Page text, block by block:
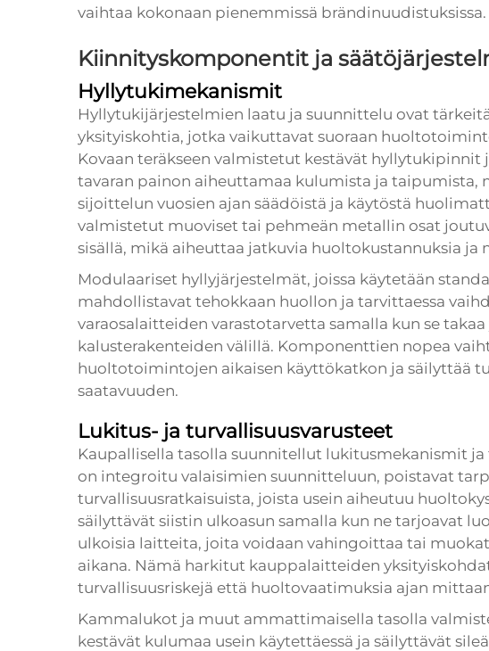
vaihtaa kokonaan pienemmissä brändinuudistuksissa.
Kiinnityskomponentit ja
Hyllytukimekanismit
Hyllytukijärjestelmien laatu ja suunnittelu ovat
yksityiskohtia, jotka vaikuttavat suoraan
Kovaan teräkseen valmistetut kestävät hyllytukipinnit
tavaran painon aiheuttamaa kulumista ja taipumista,
sijoittelun vuosien ajan säädöistä ja käytöstä
valmistetut muoviset tai pehmeän metallin osat
sisällä, mikä aiheuttaa jatkuvia huoltokustannuksia ja
Modulaariset hyllyjärjestelmät, joissa käytetään
mahdollistavat tehokkaan huollon ja tarvittaessa
varaosalaitteiden varastotarvetta samalla kun se
kalusterakenteiden välillä. Komponenttien nopea
huoltotoimintojen aikaisen käyttökatkon ja säilyttää
saatavuuden.
Lukitus- ja turvallisuusvarusteet
Kaupallisella tasolla suunnitellut lukitusmekanismit
on integroitu valaisimien suunnitteluun, poistavat
turvallisuusratkaisuista, joista usein aiheutuu
säilyttävät siistin ulkoasun samalla kun ne tarjoavat
ulkoisia laitteita, joita voidaan vahingoittaa tai
aikana. Nämä harkitut kauppalaitteiden
turvallisuusriskejä että huoltovaatimuksia ajan
Kammalukot ja muut ammattimaisella tasolla
kestävät kulumaa usein käytettäessä ja säilyttävät